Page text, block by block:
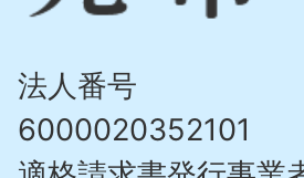
法人番号
6000020352101